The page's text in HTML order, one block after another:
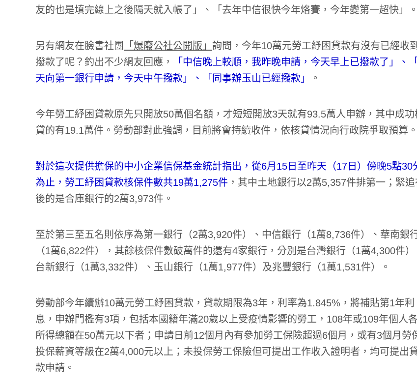
友的也是填完線上之後隔天就入帳了」、「去年中信很快今年烙賽，今年變第一超快」。
另有網友在臉書社團 「爆廢公社公開版」 詢問，今年10萬元勞工紓困貸款有沒有已經收到
撥款了呢？釣出不少網友回應，
「中信晚上較順，我昨晚申請，今天早上已撥款了」、
天向第一銀行申請，今天中午撥款」、「同事辦玉山已經撥款」
。
今年勞工紓困貸款原先只開放50萬個名額，才短短開放3天就有93.5萬人申辦，其中成功
貸的有19.1萬件。勞動部對此強調，目前將會持續收件，依核貸情況向行政院爭取預算。
對於這次提供擔保的中小企業信保基金統計指出，從6月15日至昨天（17日）傍晚5點30
為止，勞工紓困貸款核保件數共19萬1,275件 ，其中土地銀行以2萬5,357件排第一；緊追
後的是合庫銀行的2萬3,973件。
至於第三至五名則依序為第一銀行（2萬3,920件）、中信銀行（1萬8,736件）、華南銀
（1萬6,822件），其餘核保件數破萬件的還有4家銀行，分別是台灣銀行（1萬4,300件）
台新銀行（1萬3,332件）、玉山銀行（1萬1,977件）及兆豐銀行（1萬1,531件）。
勞動部今年續辦10萬元勞工紓困貸款，貸款期限為3年，利率為1.845%，將補貼第1年利
息，申辦門檻有3項，包括本國籍年滿20歲以上受疫情影響的勞工，108年或109年個人
所得總額在50萬元以下者；申請日前12個月內有參加勞工保險超過6個月，或有3個月勞
投保薪資等級在2萬4,000元以上；未投保勞工保險但可提出工作收入證明者，均可提出
款申請。